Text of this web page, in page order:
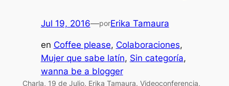
Jul 19, 2016—porErika Tamaura
en Coffee please, Colaboraciones
Mujer que sabe latín, Sin categoría
wanna be a blogger
Charla, 19 de Julio. Erika Tamaura. Videoconferencia,